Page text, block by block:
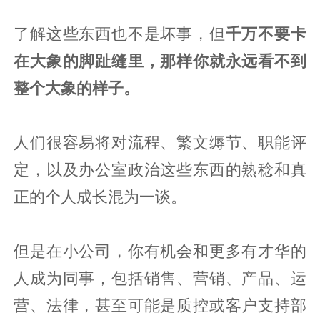
了解这些东西也不是坏事，但千万不要卡
在大象的脚趾缝里，那样你就永远看不到
整个大象的样子。
人们很容易将对流程、繁文缛节、职能评
定，以及办公室政治这些东西的熟稔和真
正的个人成长混为一谈。
但是在小公司，你有机会和更多有才华的
人成为同事，包括销售、营销、产品、运
营、法律，甚至可能是质控或客户支持部